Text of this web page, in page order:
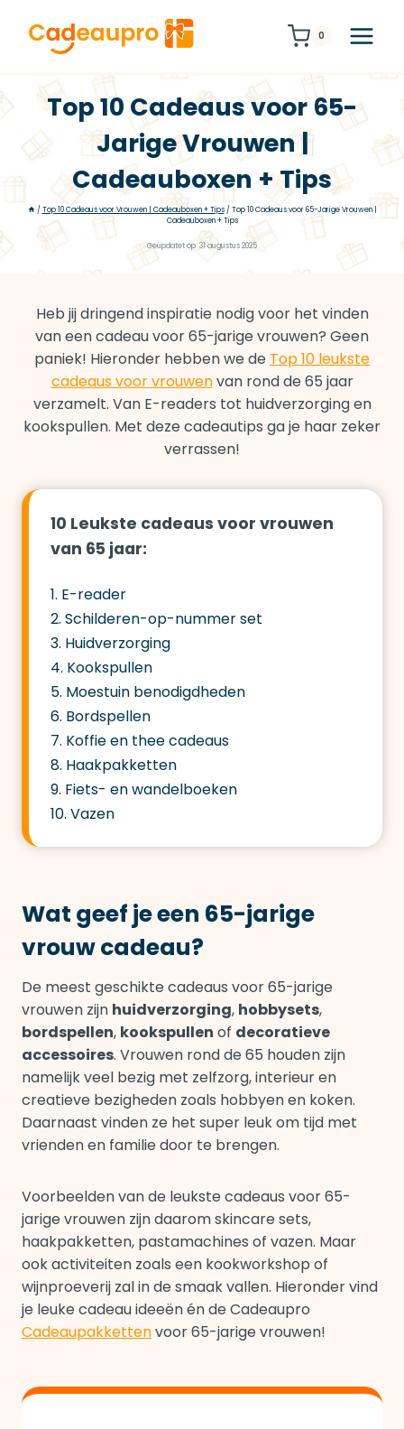
naar
0
Top 10 Cadeaus voor 65-
Jarige Vrouwen |
Cadeauboxen + Tips
/ Top 10 Cadeaus voor Vrouwen | Cadeauboxen + Tips / Top 10 Cadeaus voor 65-Jarige Vrouwen |
Cadeauboxen + Tips
Geüpdatet op 31 augustus 2025
Heb jij dringend inspiratie nodig voor het vinden
van een cadeau voor 65-jarige vrouwen? Geen
paniek! Hieronder hebben we de Top 10 leukste
cadeaus voor vrouwenvan rond de 65 jaar
verzamelt. Van E-readers tot huidverzorging en
kookspullen. Met deze cadeautips ga je haar zeker
verrassen!
10 Leukste cadeaus voor vrouwen
van 65 jaar:
1. E-reader
2. Schilderen-op-nummer set
3. Huidverzorging
4. Kookspullen
5. Moestuin benodigdheden
6. Bordspellen
7. Koffie en thee cadeaus
8. Haakpakketten
9. Fiets- en wandelboeken
10. Vazen
Wat geef je een 65-jarige
vrouw cadeau?
De meest geschikte cadeaus voor 65-jarige
vrouwen zijn huidverzorging, hobbysets,
bordspellen, kookspullen of decoratieve
accessoires. Vrouwen rond de 65 houden zijn
namelijk veel bezig met zelfzorg, interieur en
creatieve bezigheden zoals hobbyen en koken.
Daarnaast vinden ze het super leuk om tijd met
vrienden en familie door te brengen.
Voorbeelden van de leukste cadeaus voor 65-
jarige vrouwen zijn daarom skincare sets,
haakpakketten, pastamachines of vazen. Maar
ook activiteiten zoals een kookworkshop of
wijnproeverij zal in de smaak vallen. Hieronder vind
je leuke cadeau ideeën én de Cadeaupro
Cadeaupakkettenvoor 65-jarige vrouwen!